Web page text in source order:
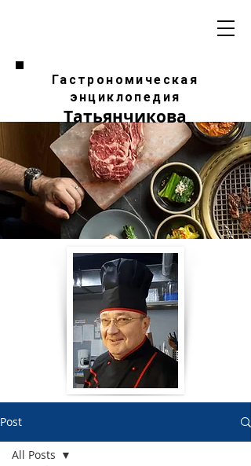
Гастрономическая
энциклопедия
Татьянчикова
Post
All Posts